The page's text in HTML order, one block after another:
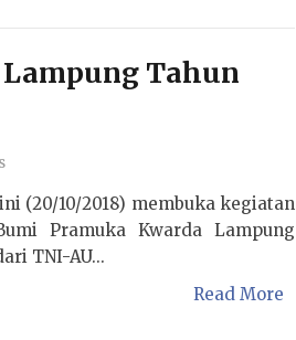
Lampung Tahun
(20/10/2018) membuka kegiatan
Pramuka Kwarda Lampung
TNI-AU...
Read More